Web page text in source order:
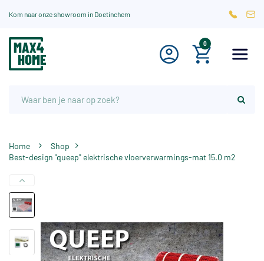
Kom naar onze showroom in Doetinchem
0
Home
Shop
Best-design "queep" elektrische vloerverwarmings-mat 15.0 m2